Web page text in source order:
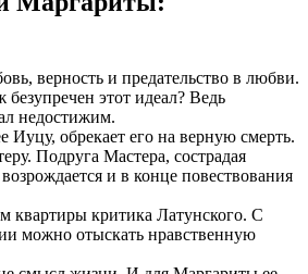
верность и предательство в любви.
этот идеал? Ведь
недостижим.
обрекает его на верную смерть.
Подруга Мастера, сострадая
и в конце повествования
квартиры критика Латунского. С
можно отыскать нравственную